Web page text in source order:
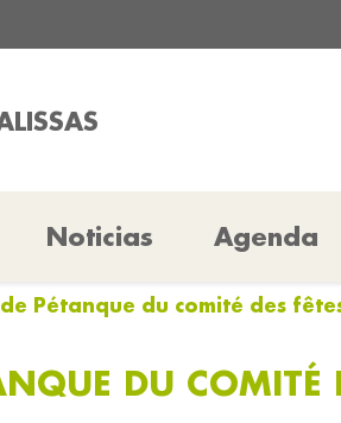
Noticias Agenda
Pétanque du comité des
DU COMITÉ